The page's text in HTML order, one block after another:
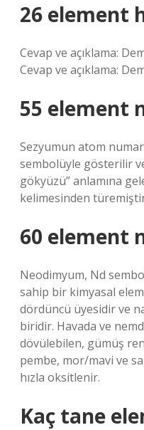
26 element
Cevap ve açıklama:
Cevap ve açıklama:
55 element
Sezyumun atom
sembolüyle gösterilir
gökyüzü” anlamına
kelimesinden
60 element
Neodimyum, Nd
sahip bir kimyasal
dördüncü üyesidir ve
biridir. Havada ve
dövülebilen, gümüş
pembe, mor/mavi ve
hızla oksitlenir.
Kaç tane